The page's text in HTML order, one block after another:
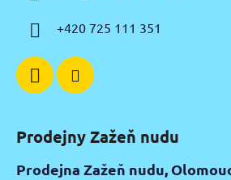
+420 725 111 351
Prodejny Zažeň nudu
Prodejna Zažeň nudu,